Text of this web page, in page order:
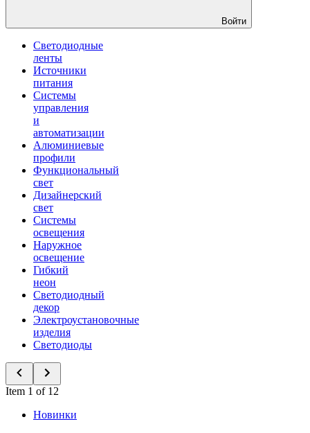
Войти
Светодиодные
ленты
Источники
питания
Системы
управления
и
автоматизации
Алюминиевые
профили
Функциональный
свет
Дизайнерский
свет
Системы
освещения
Наружное
освещение
Гибкий
неон
Светодиодный
декор
Электроустановочные
изделия
Светодиоды
Item 1 of 12
Новинки